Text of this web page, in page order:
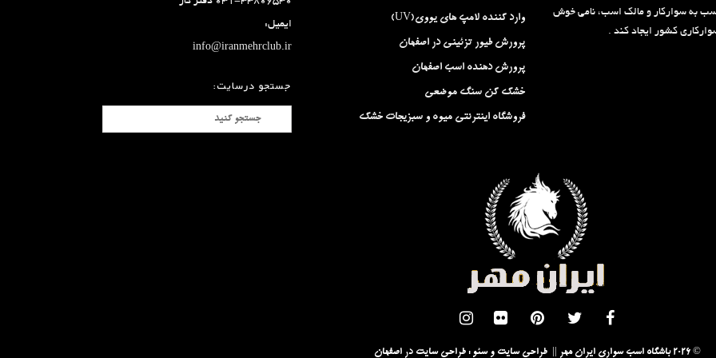
ایمیل:
info@iranmehrclub.ir
جستجو درسایت:
وارد کننده لامپ های یووی(UV)
پرورش طیور تزئینی در اصفهان
پرورش دهنده اسب اصفهان
خشک کن سنگ موضعی
فروشگاه اینترنتی میوه و سبزیجات خشک
به سوارکار و مالک اسب، نامی خوش
کشور ایجاد کند .
© 2026 باشگاه اسب سواری ایران مهر || طراحی سایت و سئو : طراحی سایت در اصفهان